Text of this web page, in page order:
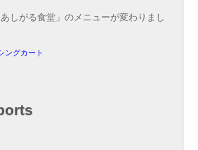
しがる食堂」のメニューが変わりまし
ングカート